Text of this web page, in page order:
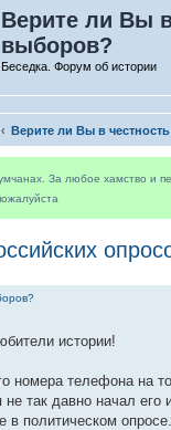
Верите ли Вы
выборов?
Беседка. Форум об истории
Верите ли Вы в
За любое хамство и
истории!
номера телефона на
не так давно начал
политическом